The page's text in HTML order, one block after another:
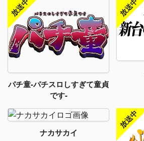
パチ童-パチスロしすぎて童貞
です-
ナカサカイ